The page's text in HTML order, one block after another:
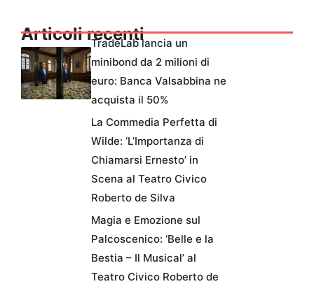
Articoli recenti
TradeLab lancia un
minibond da 2 milioni di
euro: Banca Valsabbina ne
acquista il 50%
La Commedia Perfetta di
Wilde: ‘L’Importanza di
Chiamarsi Ernesto’ in
Scena al Teatro Civico
Roberto de Silva
Magia e Emozione sul
Palcoscenico: ‘Belle e la
Bestia – Il Musical’ al
Teatro Civico Roberto de